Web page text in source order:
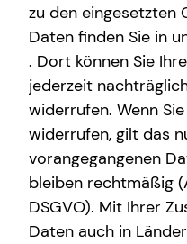
Kindervorsorge
Sach- und
Expat
Montag
Dienstag
Mittwoch
zu den eingesetzten
Daten finden Sie in
. Dort können Sie
jederzeit
widerrufen. Wenn
widerrufen, gilt das
vorangegangenen
bleiben rechtmäßig
DSGVO). Mit Ihrer
Daten auch in